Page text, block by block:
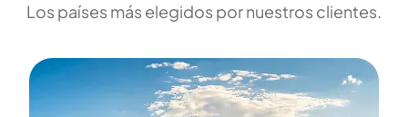
Los países más elegidos por nuestros clientes.